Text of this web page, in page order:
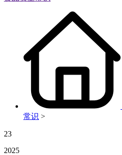
常识 >
23
2025